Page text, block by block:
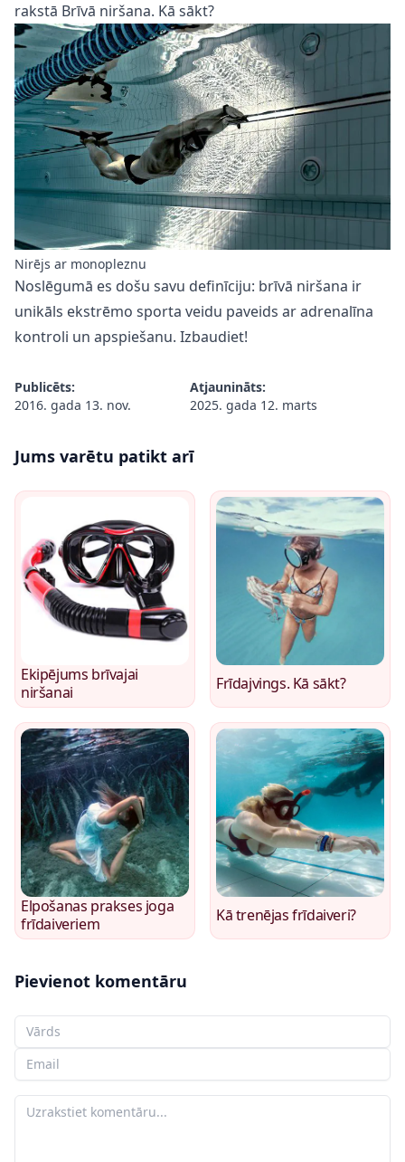
rakstā Brīvā niršana. Kā sākt?
Nirējs ar monopleznu
Noslēgumā es došu savu definīciju: brīvā niršana ir
unikāls ekstrēmo sporta veidu paveids ar adrenalīna
kontroli un apspiešanu. Izbaudiet!
Publicēts:
2016. gada 13. nov.
Atjaunināts:
2025. gada 12. marts
Jums varētu patikt arī
Ekipējums brīvajai
niršanai
Frīdajvings. Kā sākt?
Elpošanas prakses joga
frīdaiveriem
Kā trenējas frīdaiveri?
Pievienot komentāru
Jūsu vārds
Jūsu e-pasts
Jūsu komentārs